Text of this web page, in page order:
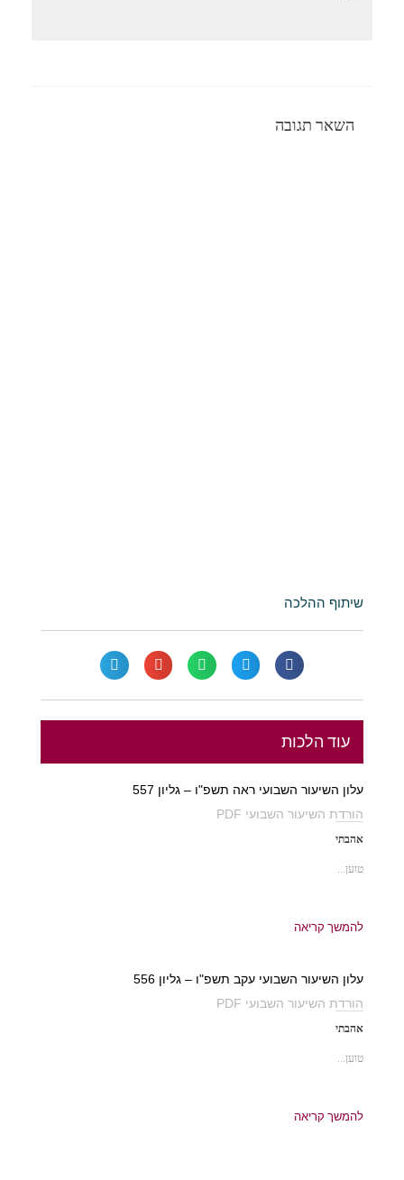
השאר תגובה
שיתוף ההלכה
עוד הלכות
עלון השיעור השבועי ראה תשפ"ו – גליון 557
הורדת השיעור השבועי PDF
אהבתי
טוען...
להמשך קריאה
עלון השיעור השבועי עקב תשפ"ו – גליון 556
הורדת השיעור השבועי PDF
אהבתי
טוען...
להמשך קריאה